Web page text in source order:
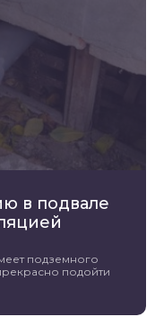
в подвале
подземного
подойти